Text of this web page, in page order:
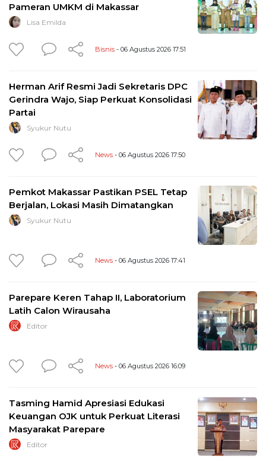
Pameran UMKM di Makassar
Lisa Emilda
Bisnis - 06 Agustus 2026 17:51
Herman Arif Resmi Jadi Sekretaris DPC
Gerindra Wajo, Siap Perkuat Konsolidasi
Partai
Syukur Nutu
News - 06 Agustus 2026 17:50
Pemkot Makassar Pastikan PSEL Tetap
Berjalan, Lokasi Masih Dimatangkan
Syukur Nutu
News - 06 Agustus 2026 17:41
Parepare Keren Tahap II, Laboratorium
Latih Calon Wirausaha
Editor
News - 06 Agustus 2026 16:09
Tasming Hamid Apresiasi Edukasi
Keuangan OJK untuk Perkuat Literasi
Masyarakat Parepare
Editor